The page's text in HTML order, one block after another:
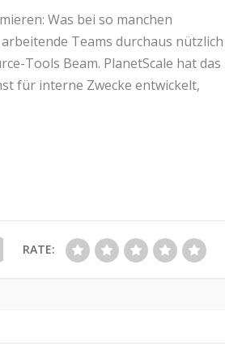
Was bei so manchen
Teams durchaus nützlich
Tools Beam. PlanetScale hat das
für interne Zwecke entwickelt,
RATE: